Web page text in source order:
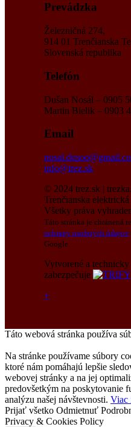
Prevádzka
Železničná 274,
914 01 Trenčianska
Slovenská republika
Telefón
Dušan Nosál – 0905
Martin Bielik – 0903
Email
info@trez.sk
© 2024 trez.sk |
Trenčianska
Všetky práva
Táto stránka je chránená
ochrany osobných údajov
Google.
Vytvorené a technicky
zabezpečuje
+
Táto webová stránka používa
Na stránke používame súbory
ktoré nám pomáhajú lepšie
webovej stránky a na jej
predovšetkým na poskytovanie
analýzu našej návštevnosti. Viac
Prijať všetko Odmietnuť
Privacy & Cookies Policy